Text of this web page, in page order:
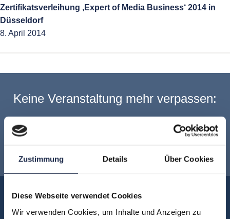
Zustimmung Details Über Cookies
Diese Webseite verwendet Cookies
Wir verwenden Cookies, um Inhalte und Anzeigen zu
Zertifikatsverleihung ‚Expert of Media Business‘ 2014 in
Düsseldorf
8. April 2014
Keine Veranstaltung mehr verpassen:
MVFP Akademie
Newsletter anmelden!
Akademie
Über uns